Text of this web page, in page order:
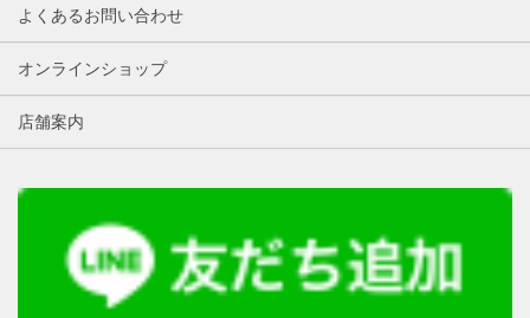
よくあるお問い合わせ
オンラインショップ
店舗案内